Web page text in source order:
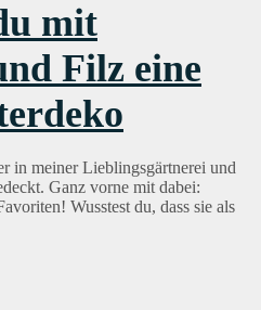
mit
Filz eine
in meiner Lieblingsgärtnerei und
Ganz vorne mit dabei:
Wusstest du, dass sie als